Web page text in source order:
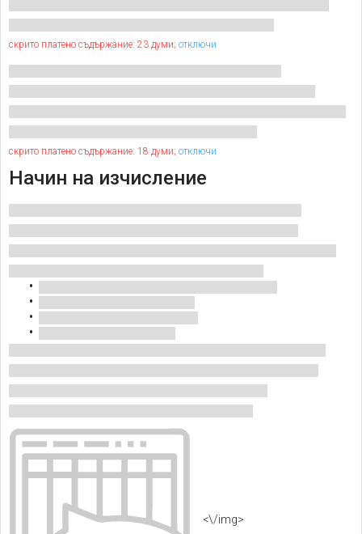
скрито платено съдържание: 23 думи; отключи
скрито платено съдържание: 18 думи; отключи
Начин на изчисление
<\/img>